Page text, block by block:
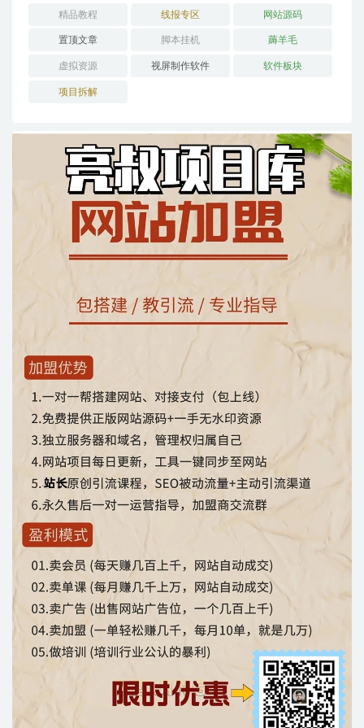
精品教程 线报专区 网站源码
置顶文章 脚本挂机 薅羊毛
虚拟资源 视屏制作软件 软件板块
项目拆解